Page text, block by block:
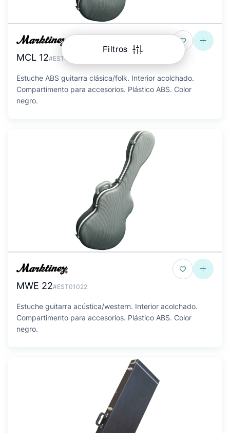
Filtros
MCL 12#EST01012
Estuche ABS guitarra clásica/folk. Interior acolchado.
Compartimento para accesorios. Plástico ABS. Color
negro.
MWE 22#EST01022
Estuche guitarra acústica/western. Interior acolchado.
Compartimento para accesorios. Plástico ABS. Color
negro.